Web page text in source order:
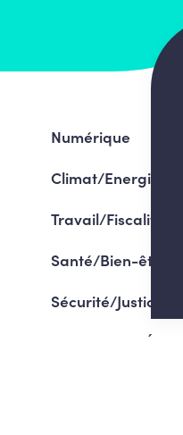
Numérique
Climat/Energie
Travail/Fiscalité
Santé/Bien-être
Sécurité/Justice
Programme/